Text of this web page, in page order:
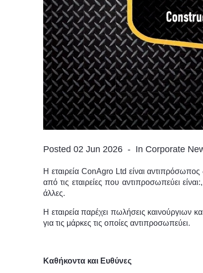
Posted 02 Jun 2026 In Corporate
Η εταιρεία ConAgro Ltd είναι
από τις εταιρείες που αντιπροσωπεύει
άλλες.
Η εταιρεία παρέχει πωλήσεις καινούργιων
για τις μάρκες τις οποίες αντιπροσωπεύει.
Καθήκοντα και Ευθύνες